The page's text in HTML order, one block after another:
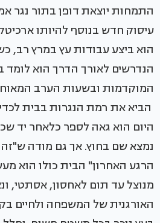
התמחות יוצאת דופן בתור נגר
עיסוק חדש בנוסף להיותו
הוא ביצע עבודות עץ במרץ רב,
הנדרשים לאורך הדרך הוא
המוקדמות ובשעות הערב
הביא את רמת הנגרות בבית
היום הוא גאה לספר כלאחר יד
נמצא שם בחוץ. אך גם מודה
הרגע האחרון" הבית כולו הוא
מנוצל עד תום לאחסון, אסתטי,
האורגנית של המשפחה ולחיים